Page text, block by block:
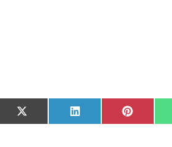
Share
on
Share
on
Share
on